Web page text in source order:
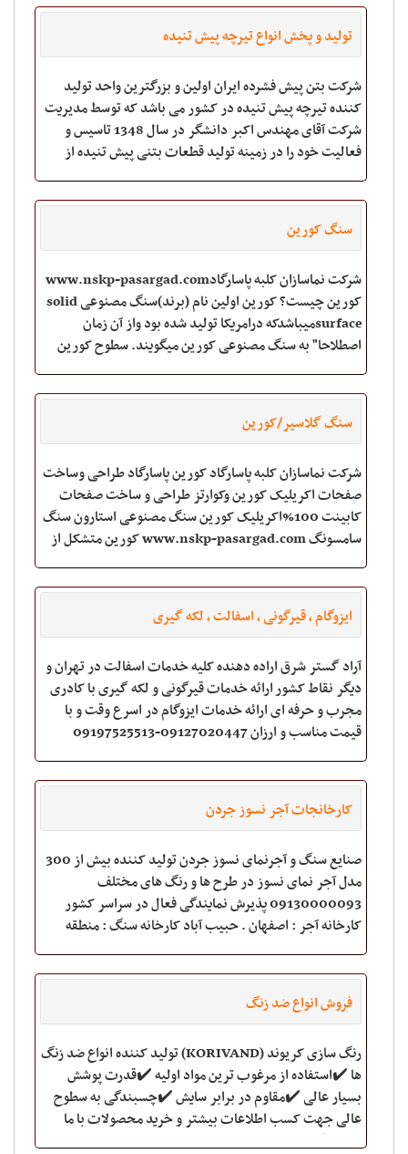
تولید و پخش انواع تیرچه پیش تنیده
شرکت بتن پیش فشرده ایران اولین و بزرگترین واحد تولید
کننده تیرچه پیش تنیده در کشور می باشد که توسط مدیریت
شرکت آقای مهندس اکبر دانشگر در سال 1348 تاسیس و
فعالیت خود را در زمینه تولید قطعات بتنی پیش تنیده از
سنگ کورین
شرکت نماسازان کلبه پاسارگادwww.nskp-pasargad.com
کورین چیست؟ کورین اولین نام (برند)سنگ مصنوعی solid
surfaceمیباشدکه درامریکا تولید شده بود واز آن زمان
اصطلاحا" به سنگ مصنوعی کورین میگویند. سطوح کورین
سنگ گلاسیر/کورین
شرکت نماسازان کلبه پاسارگاد کورین پاسارگاد طراحی وساخت
صفحات اکریلیک کورین وکوارتز طراحی و ساخت صفحات
کابینت 100%اکریلیک کورین سنگ مصنوعی استارون سنگ
سامسونگ www.nskp-pasargad.com کورین متشکل از
ایزوگام ، قیرگونی ، اسفالت ، لکه گیری
آراد گستر شرق اراده دهنده کلیه خدمات اسفالت در تهران و
دیگر نقاط کشور ارائه خدمات قیرگونی و لکه گیری با کادری
مجرب و حرفه ای ارائه خدمات ایزوگام در اسرع وقت و با
قیمت مناسب و ارزان 09127020447-09197525513
کارخانجات آجر نسوز جردن
صنایع سنگ و آجرنمای نسوز جردن تولید کننده بیش از 300
مدل آجر نمای نسوز در طرح ها و رنگ های مختلف
09130000093 پذیرش نمایندگی فعال در سراسر کشور
کارخانه آجر : اصفهان . حبیب آباد کارخانه سنگ : منطقه
فروش انواع ضد زنگ
رنگ سازی کریوند (KORIVAND) تولید کننده انواع ضد زنگ
ها ✔️استفاده از مرغوب ترین مواد اولیه ✔️قدرت پوشش
بسیار عالی ✔️مقاوم در برابر سایش ✔️چسبندگی به سطوح
عالی جهت کسب اطلاعات بیشتر و خرید محصولات با ما
تماس بگیرید: ☎️066433